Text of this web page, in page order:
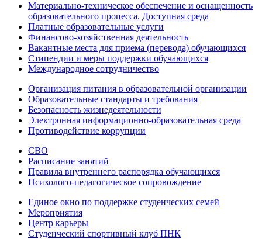
Материально-техническое обеспечение и оснащенность
образовательного процесса. Доступная среда
Платные образовательные услуги
Финансово-хозяйственная деятельность
Вакантные места для приема (перевода) обучающихся
Стипендии и меры поддержки обучающихся
Международное сотрудничество
Организация питания в образовательной организации
Образовательные стандарты и требования
Безопасность жизнедеятельности
Электронная информационно-образовательная среда
Противодействие коррупции
СВО
Расписание занятий
Правила внутреннего распорядка обучающихся
Психолого-педагогическое сопровождение
Единое окно по поддержке студенческих семей
Мероприятия
Центр карьеры
Студенческий спортивный клуб ПНК